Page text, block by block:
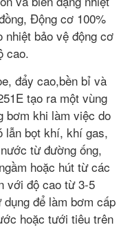
Động cơ 100%
nhiệt bảo vệ động cơ
cao.
đẩy cao,bền bỉ và
tạo ra một vùng
bơm khi làm việc do
lẫn bọt khí, khí gas,
từ đường ống,
hoặc hút từ các
với độ cao từ 3-5
để làm bơm cấp
hoặc tưới tiêu trên